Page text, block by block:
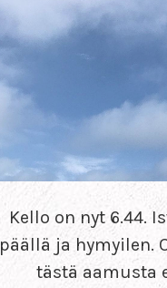
Kello on nyt 6.44.
päällä ja hymyilen.
tästä aamusta